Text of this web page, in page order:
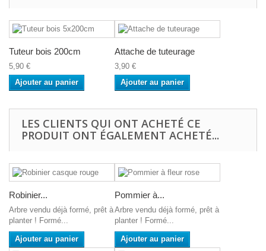
Tuteur bois 200cm
5,90 €
Ajouter au panier
Attache de tuteurage
3,90 €
Ajouter au panier
LES CLIENTS QUI ONT ACHETÉ CE
PRODUIT ONT ÉGALEMENT ACHETÉ...
Robinier...
Arbre vendu déjà formé, prêt à
planter ! Formé...
Ajouter au panier
Pommier à...
Arbre vendu déjà formé, prêt à
planter ! Formé...
Ajouter au panier